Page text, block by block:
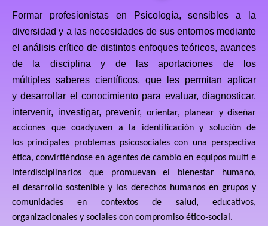
Formar profesionistas en Psicología, sensibles a la
diversidad y a las necesidades de sus entornos mediante
el análisis crítico de distintos enfoques teóricos, avances
de la disciplina y de las aportaciones de los
múltiples saberes científicos, que les permitan aplicar
y desarrollar el conocimiento para evaluar, diagnosticar,
intervenir, investigar, prevenir, orientar, planear y diseñar
acciones que coadyuven a la identificación y solución de
los principales problemas psicosociales con una perspectiva
ética, convirtiéndose en agentes de cambio en equipos multi e
interdisciplinarios que promuevan el bienestar humano,
el desarrollo sostenible y los derechos humanos en grupos y
comunidades en contextos de salud, educativos,
organizacionales y sociales con compromiso ético-social.